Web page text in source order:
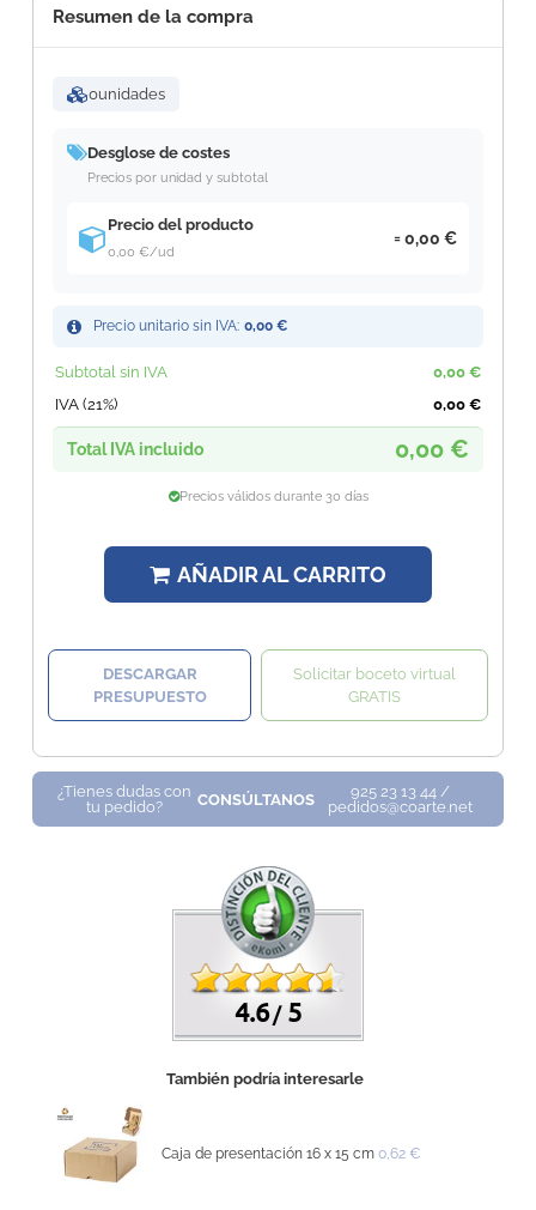
Resumen de la compra
0unidades
Desglose de costes
Precios por unidad y subtotal
Precio del producto
0,00 €/ud
0,00 €
Precio unitario sin IVA: 0,00 €
Subtotal sin IVA
0,00 €
IVA (21%)
0,00 €
Total IVA incluido 0,00 €
Precios válidos durante 30 días
AÑADIR AL CARRITO
DESCARGAR
PRESUPUESTO
Solicitar boceto virtual
GRATIS
¿Tienes dudas con
tu pedido?
CONSÚLTANOS
925 23 13 44 /
pedidos@coarte.net
4.6 /5
También podría interesarle
Caja de presentación 16 x 15 cm 0,62 €